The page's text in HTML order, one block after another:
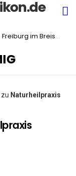
Freiburg im Breisgau
Naturheilpraxis